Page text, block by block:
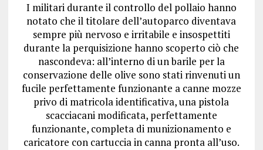
I militari durante il controllo del pollaio hanno
notato che il titolare dell’autoparco diventava
sempre più nervoso e irritabile e insospettiti
durante la perquisizione hanno scoperto ciò che
nascondeva: all’interno di un barile per la
conservazione delle olive sono stati rinvenuti un
fucile perfettamente funzionante a canne mozze
privo di matricola identificativa, una pistola
scacciacani modificata, perfettamente
funzionante, completa di munizionamento e
caricatore con cartuccia in canna pronta all’uso.